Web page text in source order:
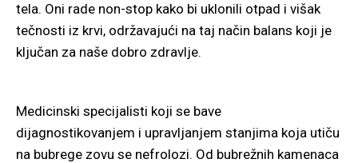
tela. Oni rade non-stop kako bi uklonili otpad i višak
tečnosti iz krvi, održavajući na taj način balans koji je
ključan za naše dobro zdravlje.
Medicinski specijalisti koji se bave
dijagnostikovanjem i upravljanjem stanjima koja utiču
na bubrege zovu se nefrolozi. Od bubrežnih kamenaca